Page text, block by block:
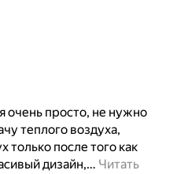
очень просто, не нужно
теплого воздуха,
только после того как
дизайн,… Читать